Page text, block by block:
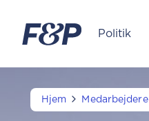
Politik
Hjem Medarbejdere